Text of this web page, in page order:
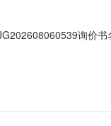
询价
见询价单及数据表台